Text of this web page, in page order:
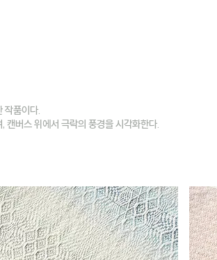
작품이다.
캔버스 위에서 극락의 풍경을 시각화한다.